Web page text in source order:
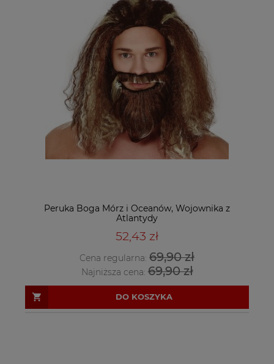
Peruka Boga Mórz i Oceanów, Wojownika z
Atlantydy
52,43 zł
Cena regularna: 69,90 zł
Najniższa cena:69,90 zł
DO KOSZYKA